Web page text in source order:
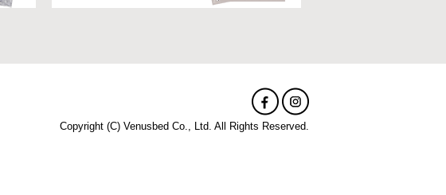
Copyright (C) Venusbed Co., Ltd. All Rights Reserved.